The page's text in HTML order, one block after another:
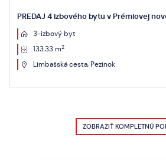
PREDAJ 4 izbového bytu v Prémiovej
3-izbový byt
133.33 m2
Limbašská cesta, Pezinok
ZOBRAZIŤ KOMPLETNÚ